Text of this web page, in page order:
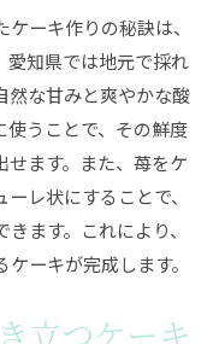
季節の贅沢
ケーキ探訪
知県の隠れ家店
ーキツアー
名店紹介
を楽しむ
味わう
季節の贅沢
ーキ作りの秘訣は、
愛知県では地元で採れ
然な甘みと爽やかな酸
使うことで、その鮮度
ます。また、苺をケ
レ状にすることで、
ます。これにより、
ーキが完成します。